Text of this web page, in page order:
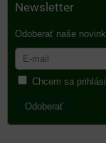
Newsletter
Odoberať naše
Chcem sa
Odoberať